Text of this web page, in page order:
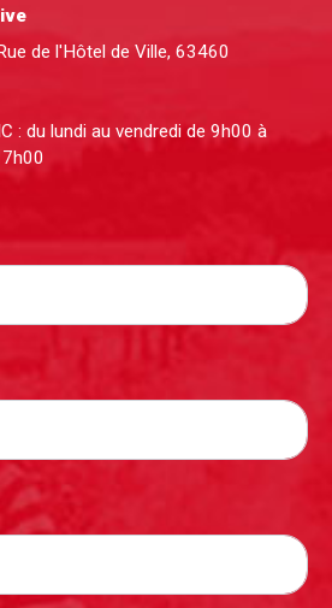
de l'Hôtel de Ville, 63460
: du lundi au vendredi de 9h00 à